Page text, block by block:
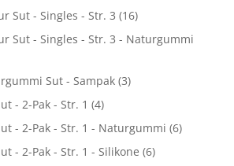
Sut - Singles - Str. 3 (16)
Sut - Singles - Str. 3 - Naturgummi
Sut - Sampak (3)
- 2-Pak - Str. 1 (4)
- 2-Pak - Str. 1 - Naturgummi (6)
- 2-Pak - Str. 1 - Silikone (6)